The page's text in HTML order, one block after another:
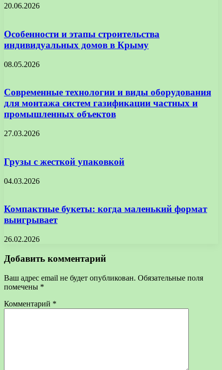
20.06.2026
Особенности и этапы строительства
индивидуальных домов в Крыму
08.05.2026
Современные технологии и виды оборудования
для монтажа систем газификации частных и
промышленных объектов
27.03.2026
Грузы с жесткой упаковкой
04.03.2026
Компактные букеты: когда маленький формат
выигрывает
26.02.2026
Добавить комментарий
Ваш адрес email не будет опубликован. Обязательные поля
помечены *
Комментарий *